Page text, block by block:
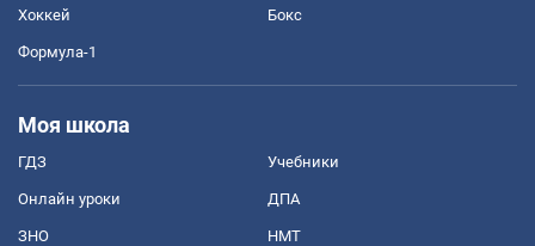
Хоккей Бокс
Формула-1
Моя школа
ГДЗ Учебники
Онлайн уроки ДПА
ЗНО НМТ